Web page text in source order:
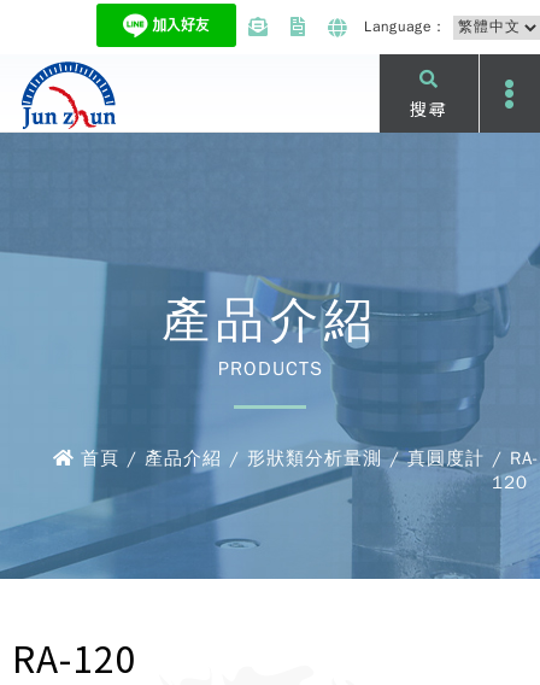
Language：
搜尋
產品介紹
PRODUCTS
首頁 / 產品介紹 / 形狀類分析量測 / 真圓度計 / RA-
120
RA-120